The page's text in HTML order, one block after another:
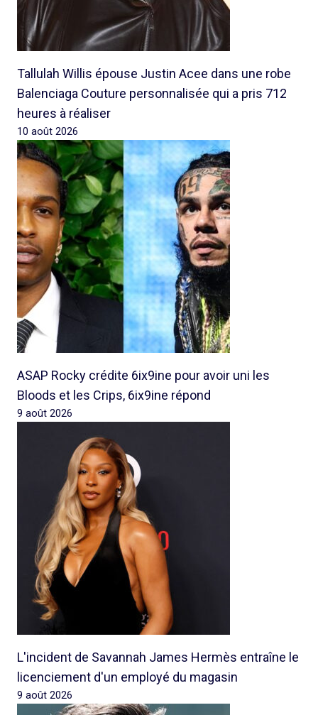
Tallulah Willis épouse Justin Acee dans une robe
Balenciaga Couture personnalisée qui a pris 712
heures à réaliser
10 août 2026
ASAP Rocky crédite 6ix9ine pour avoir uni les
Bloods et les Crips, 6ix9ine répond
9 août 2026
L'incident de Savannah James Hermès entraîne le
licenciement d'un employé du magasin
9 août 2026